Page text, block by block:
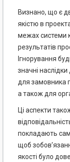
Визнано, що є
якістю в
межах системи
результатів
Ігнорування
значні
для замовника
а також для
Ці аспекти
покладають
щоб
якості було